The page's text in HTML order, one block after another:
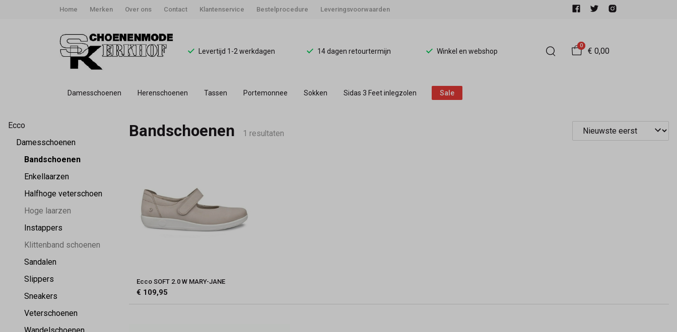
Home Merken Over ons Contact Klantenservice Bestelprocedure Leveringsvoorwaarden
Levertijd 1-2 werkdagen 14 dagen retourtermijn Winkel en webshop
0
€ 0,00
Damesschoenen Herenschoenen Tassen Portemonnee Sokken Sidas 3 Feet inlegzolen Sale
Bandschoenen
Schoenmode
Kerkhof
Ecco
Damesschoenen
Bandschoenen
Enkellaarzen
Halfhoge veterschoen
Hoge laarzen
Instappers
Klittenband schoenen
Sandalen
Slippers
Sneakers
Veterschoenen
Wandelschoenen
Bandschoenen 1 resultaten
Ecco SOFT 2.0 W MARY-JANE
€ 109,95